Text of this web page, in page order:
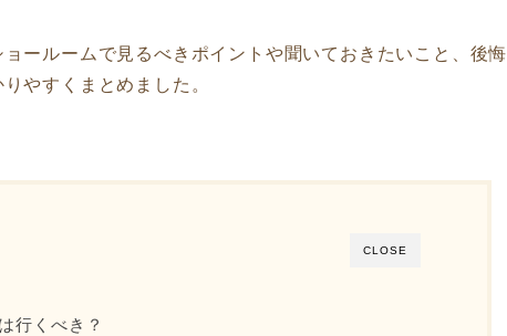
ールームで見るべきポイントや聞いておきたいこと、後悔
やすくまとめました。
CLOSE
行くべき？